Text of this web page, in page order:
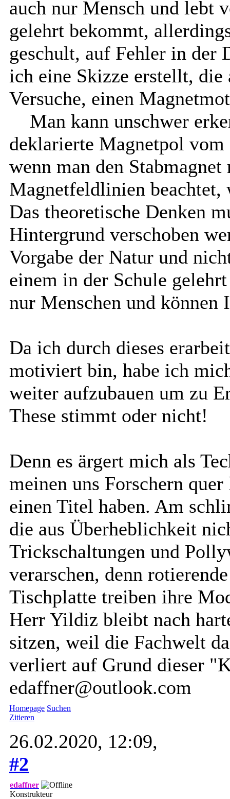
auch nur Mensch und lebt
gelehrt bekommt,
geschult, auf Fehler in der
ich eine Skizze erstellt,
Versuche, einen
Man kann unschwer
deklarierte Magnetpol vom
wenn man den
Magnetfeldlinien beachtet,
Das theoretische Denken
Hintergrund verschoben
Vorgabe der Natur und
einem in der Schule
nur Menschen und
Da ich durch dieses
motiviert bin, habe ich
weiter aufzubauen um zu
These stimmt oder nicht!
Denn es ärgert mich als
meinen uns Forschern
einen Titel haben. Am
die aus Überheblichkeit
Trickschaltungen und
verarschen, denn
Tischplatte treiben ihre
Herr Yildiz bleibt nach
sitzen, weil die Fachwelt
verliert auf Grund dieser
edaffner@outlook.com
Homepage Suchen
Zitieren
26.02.2020, 12:09,
#2
edaffner
Konstrukteur